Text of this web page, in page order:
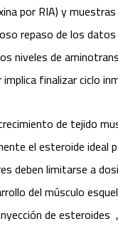
por RIA) y
repaso de los
niveles de
finalizar ciclo
de tejido
el esteroide
deben limitarse a
del músculo
de